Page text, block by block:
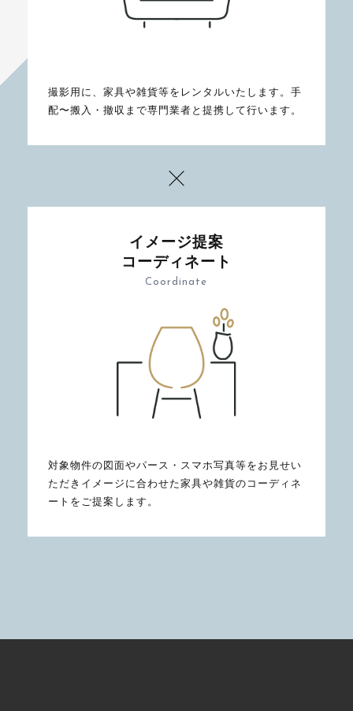
撮影用に、家具や雑貨等をレンタルいたします。手
配〜搬入・撤収まで専門業者と提携して行います。
イメージ提案
コーディネート
Coordinate
対象物件の図面やパース・スマホ写真等をお見せい
ただきイメージに合わせた家具や雑貨のコーディネ
ートをご提案します。